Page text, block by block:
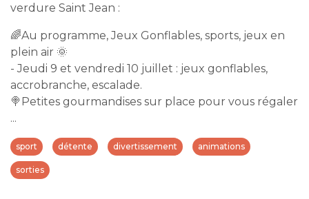
verdure Saint Jean :
🌈Au programme, Jeux Gonflables, sports, jeux en
plein air 🌞
- Jeudi 9 et vendredi 10 juillet : jeux gonflables,
accrobranche, escalade.
🍭Petites gourmandises sur place pour vous régaler
...
sport détente divertissement animations
sorties